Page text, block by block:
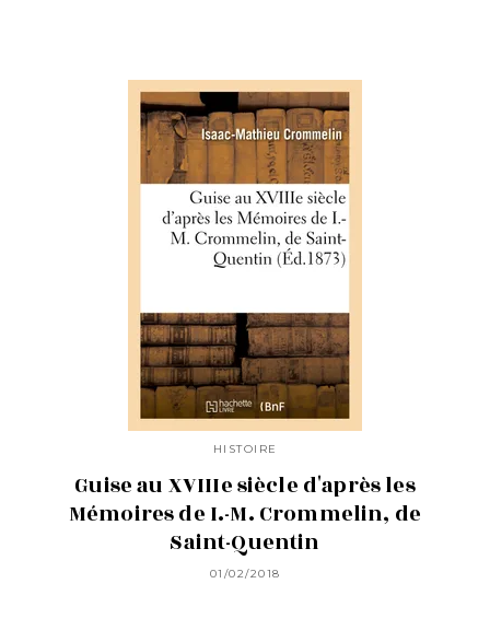
HISTOIRE
Guise au XVIIIe siècle d'après les
Mémoires de I.-M. Crommelin, de
Saint-Quentin
01/02/2018